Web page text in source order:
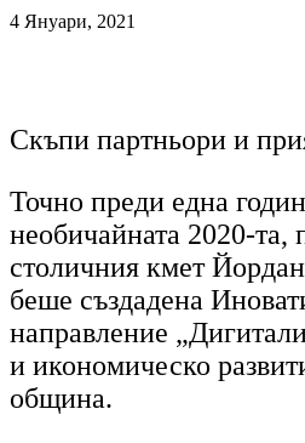
4 Януари, 2021
Скъпи партньори и
Точно преди една
необичайната 2020-та,
столичния кмет
беше създадена
направление
и икономическо
община.